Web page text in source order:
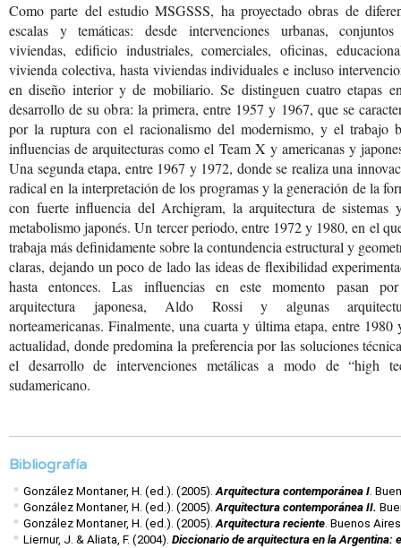
Como parte del estudio MSGSSS, ha proyectado obras de
escalas y temáticas: desde intervenciones urbanas,
viviendas, edificio industriales, comerciales, oficinas,
vivienda colectiva, hasta viviendas individuales e incluso
en diseño interior y de mobiliario. Se distinguen cuatro etapas
desarrollo de su obra: la primera, entre 1957 y 1967, que se
por la ruptura con el racionalismo del modernismo, y el trabajo
influencias de arquitecturas como el Team X y americanas y
Una segunda etapa, entre 1967 y 1972, donde se realiza una
radical en la interpretación de los programas y la generación de la
con fuerte influencia del Archigram, la arquitectura de sistemas
metabolismo japonés. Un tercer periodo, entre 1972 y 1980, en el
trabaja más definidamente sobre la contundencia estructural y
claras, dejando un poco de lado las ideas de flexibilidad
hasta entonces. Las influencias en este momento pasan
arquitectura japonesa, Aldo Rossi y algunas
norteamericanas. Finalmente, una cuarta y última etapa, entre 1980
actualidad, donde predomina la preferencia por las soluciones
el desarrollo de intervenciones metálicas a modo de “high
sudamericano.
Bibliografía
González Montaner, H. (ed.). (2005). Arquitectura contemporánea I.
González Montaner, H. (ed.). (2005). Arquitectura contemporánea II.
González Montaner, H. (ed.). (2005). Arquitectura reciente. Buenos
Liernur, J. & Aliata, F. (2004). Diccionario de arquitectura en la